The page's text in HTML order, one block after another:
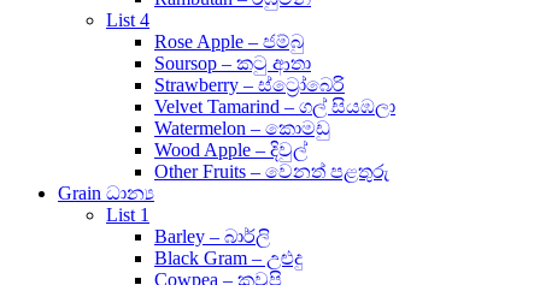
List 4
Rose Apple – ජම්බු
Soursop – කටු ආතා
Strawberry – ස්ට්‍රෝබෙරි
Velvet Tamarind – ගල් සියඹලා
Watermelon – කොමඩු
Wood Apple – දිවුල්
Other Fruits – වෙනත් පළතුරු
Grain ධාන්‍ය
List 1
Barley – බාර්ලි
Black Gram – උළුදු
Cowpea – කවුපි